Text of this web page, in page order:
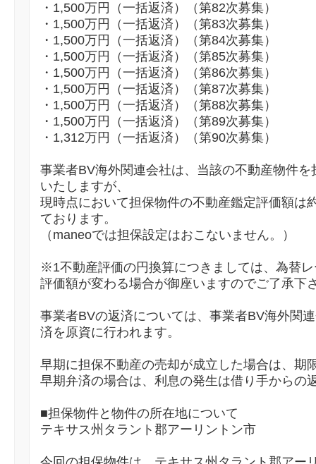
・1,500万円（一括返済）（第82次募集）
・1,500万円（一括返済）（第83次募集）
・1,500万円（一括返済）（第84次募集）
・1,500万円（一括返済）（第85次募集）
・1,500万円（一括返済）（第86次募集）
・1,500万円（一括返済）（第87次募集）
・1,500万円（一括返済）（第88次募集）
・1,500万円（一括返済）（第89次募集）
・1,312万円（一括返済）（第90次募集）
事業者BV海外関連会社は、当該の不動産物件
いたしますが、
現時点において担保物件の不動産鑑定評価額
ております。
（maneoでは担保設定はおこないません。）
※1不動産評価の円換算につきましては、為替
評価額が変わる場合が御座いますのでご了承下
事業者BVの返済については、事業者BV海外関
済を原資に行われます。
早期に担保不動産の売却が成立した場合は、期
早期弁済の場合は、利息の発生は借り手からの
■担保物件と物件の所在地について
テキサス州タラント郡アーリントン市